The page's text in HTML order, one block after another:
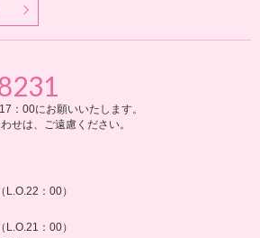
：00にお願いいたします。
せは、ご遠慮ください。
23：00（L.O.22：00）
：00）